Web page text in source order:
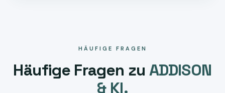
HÄUFIGE FRAGEN
Häufige Fragen zu ADDISON
& KI.